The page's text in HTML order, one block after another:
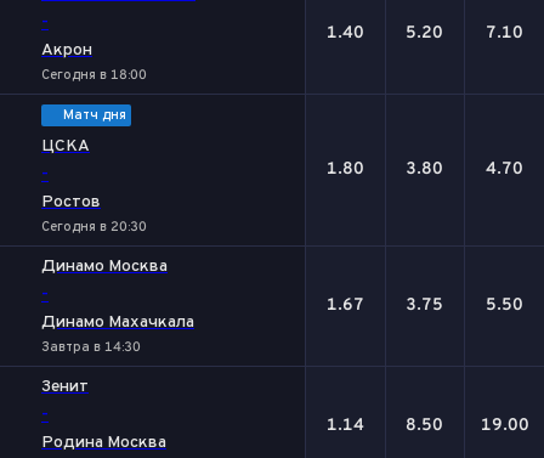
-
Акрон
Сегодня в 18:00
1.40 5.20 7.10
Матч дня
ЦСКА
-
Ростов
Сегодня в 20:30
1.80 3.80 4.70
Динамо Москва
-
Динамо Махачкала
Завтра в 14:30
1.67 3.75 5.50
Зенит
-
Родина Москва
1.14 8.50 19.00